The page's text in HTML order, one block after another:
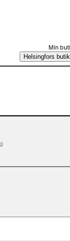
Min
Helsingfors butik